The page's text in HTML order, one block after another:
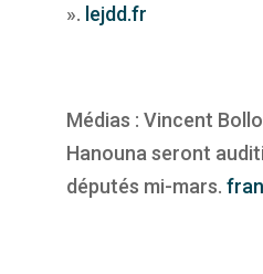
». lejdd.fr
Médias : Vincent
Hanouna seront
députés mi-mars.